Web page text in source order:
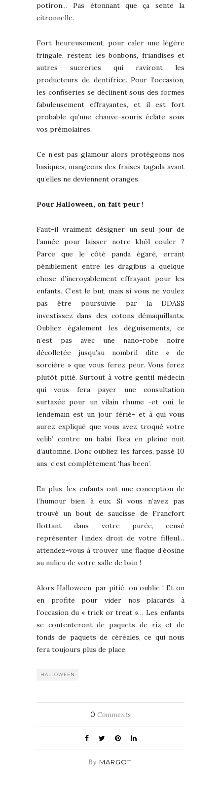
potiron… Pas étonnant que ça sente la
citronnelle.
Fort heureusement, pour caler une légère
fringale, restent les bonbons, friandises et
autres sucreries qui raviront les
producteurs de dentifrice. Pour l’occasion,
les confiseries se déclinent sous des formes
fabuleusement effrayantes, et il est fort
probable qu’une chauve-souris éclate sous
vos prémolaires.
Ce n’est pas glamour alors protégeons nos
basiques, mangeons des fraises tagada avant
qu’elles ne deviennent oranges.
Pour Halloween, on fait peur !
Faut-il vraiment désigner un seul jour de
l’année pour laisser notre khôl couler ?
Parce que le côté panda égaré, errant
péniblement entre les dragibus a quelque
chose d’incroyablement effrayant pour les
enfants. C’est le but, mais si vous ne voulez
pas être poursuivie par la DDASS
investissez dans des cotons démaquillants.
Oubliez également les déguisements, ce
n’est pas avec une nano-robe noire
décolletée jusqu’au nombril dite « de
sorcière » que vous ferez peur. Vous ferez
plutôt pitié. Surtout à votre gentil médecin
qui vous fera payer une consultation
surtaxée pour un vilain rhume -et oui, le
lendemain est un jour férié- et à qui vous
aurez expliqué que vous avez troqué votre
velib’ contre un balai Ikea en pleine nuit
d’automne. Donc oubliez les farces, passé 10
ans, c’est complètement ‘has been’.
En plus, les enfants ont une conception de
l’humour bien à eux. Si vous n’avez pas
trouvé un bout de saucisse de Francfort
flottant dans votre purée, censé
représenter l’index droit de votre filleul…
attendez-vous à trouver une flaque d’éosine
au milieu de votre salle de bain !
Alors Halloween, par pitié, on oublie ! Et on
en profite pour vider nos placards à
l’occasion du « trick or treat »… Les enfants
se contenteront de paquets de riz et de
fonds de paquets de céréales, ce qui nous
fera toujours plus de place.
HALLOWEEN
0 Comments
By MARGOT